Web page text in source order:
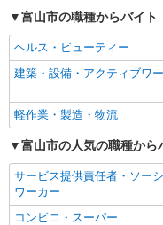
交通費支給
社員登用あり
富山市の職種からバイ
ヘルス・ビューティー
建築・設備・アクティブワ
軽作業・製造・物流
富山市の人気の職種か
サービス提供責任者・ソー
ワーカー
コンビニ・スーパー